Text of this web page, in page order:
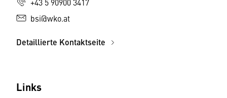
bsi@wko.at
Detaillierte Kontaktseite
Links